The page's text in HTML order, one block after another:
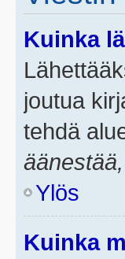
Kuinka
joutua
tehdä
Ylös
Kuinka